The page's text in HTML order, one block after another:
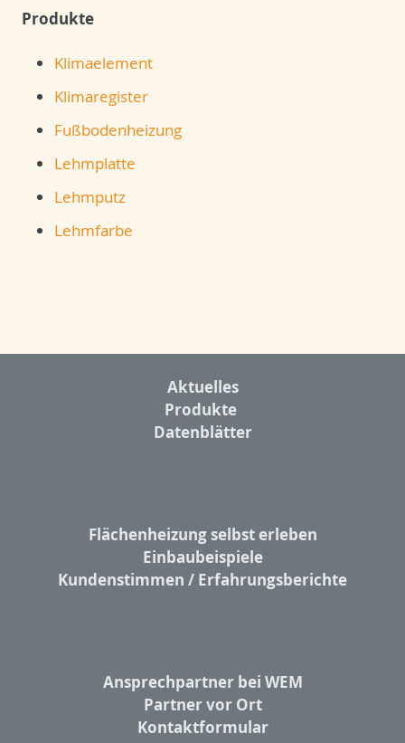
Produkte
Klimaelement
Klimaregister
Fußbodenheizung
Lehmplatte
Lehmputz
Lehmfarbe
Aktuelles
Produkte
Datenblätter
Flächenheizung selbst erleben
Einbaubeispiele
Kundenstimmen / Erfahrungsberichte
Ansprechpartner bei WEM
Partner vor Ort
Kontaktformular